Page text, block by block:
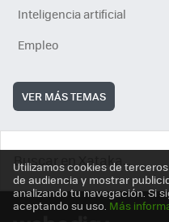
Inteligencia artificial
Empleo
VER MÁS TEMAS
Utilizamos cookies de
de audiencia y mostrar
analizando tu navegación. Si
aceptando su uso. Más